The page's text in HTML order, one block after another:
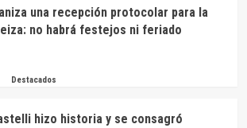
una recepción protocolar para la
no habrá festejos ni feriado
Destacados
hizo historia y se consagró